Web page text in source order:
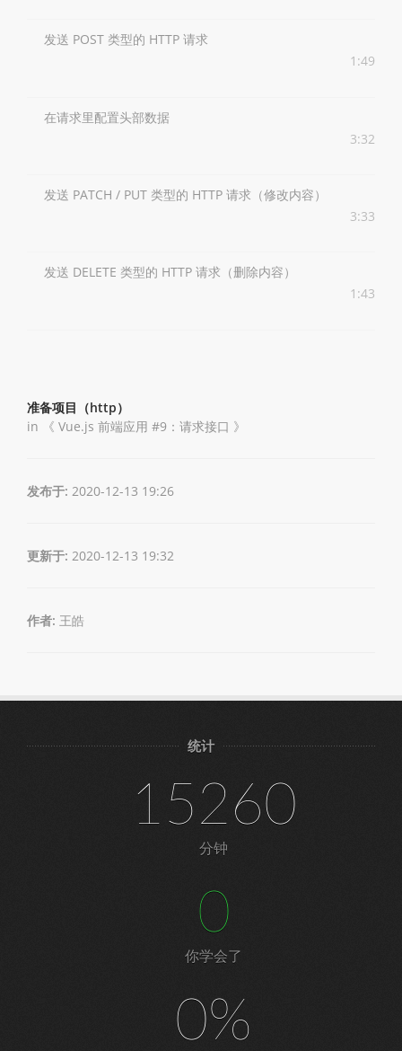
发送 POST 类型的 HTTP 请求
1:49
在请求里配置头部数据
3:32
发送 PATCH / PUT 类型的 HTTP 请求（修改内容）
3:33
发送 DELETE 类型的 HTTP 请求（删除内容）
1:43
准备项目（http）
in 《 Vue.js 前端应用 #9：请求接口 》
发布于: 2020-12-13 19:26
更新于: 2020-12-13 19:32
作者: 王皓
统计
15260
分钟
0
你学会了
0%